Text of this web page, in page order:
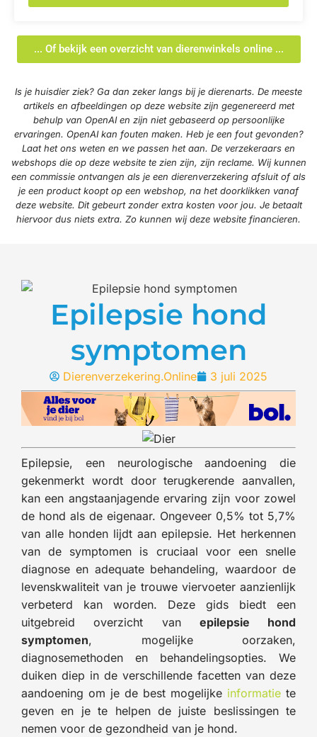
... Of bekijk een overzicht van dierenwinkels online ...
Is je huisdier ziek? Ga dan zeker langs bij je dierenarts. De meeste
artikels en afbeeldingen op deze website zijn gegenereerd met
behulp van OpenAI en zijn niet gebaseerd op persoonlijke
ervaringen. OpenAI kan fouten maken. Heb je een fout gevonden?
Laat het ons weten en we passen het aan. De verzekeraars en
webshops die op deze website te zien zijn, zijn reclame. Wij kunnen
een commissie ontvangen als je een dierenverzekering afsluit of als
je een product koopt op een webshop, na het doorklikken vanaf
deze website. Dit gebeurt zonder extra kosten voor jou. Je betaalt
hiervoor dus niets extra. Zo kunnen wij deze website financieren.
Epilepsie hond
symptomen
Dierenverzekering.Online 3 juli 2025
Epilepsie, een neurologische aandoening die
gekenmerkt wordt door terugkerende aanvallen,
kan een angstaanjagende ervaring zijn voor zowel
de hond als de eigenaar. Ongeveer 0,5% tot 5,7%
van alle honden lijdt aan epilepsie. Het herkennen
van de symptomen is cruciaal voor een snelle
diagnose en adequate behandeling, waardoor de
levenskwaliteit van je trouwe viervoeter aanzienlijk
verbeterd kan worden. Deze gids biedt een
uitgebreid overzicht van epilepsie hond
symptomen, mogelijke oorzaken,
diagnosemethoden en behandelingsopties. We
duiken diep in de verschillende facetten van deze
aandoening om je de best mogelijke informatie te
geven en je te helpen de juiste beslissingen te
nemen voor de gezondheid van je hond.